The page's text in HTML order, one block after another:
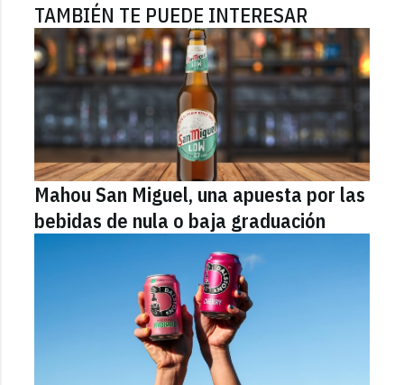
TAMBIÉN TE PUEDE INTERESAR
Mahou San Miguel, una apuesta por las
bebidas de nula o baja graduación